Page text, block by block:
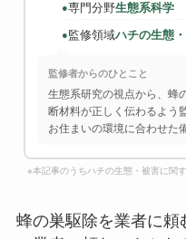
●専門分野生態系科学
●監修領域ハチの生態
監修者からのひとこと
生態系研究の視点から、蜂
断材料が正しく伝わるよう
お住まいの環境に合わせた
※本記事のうちハチの生態・被害に関
蜂の巣駆除を業者に頼